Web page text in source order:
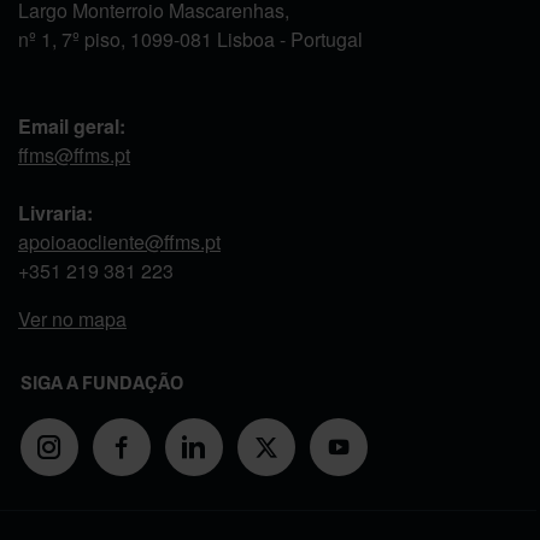
Largo Monterroio Mascarenhas,
nº 1, 7º piso, 1099-081 Lisboa - Portugal
Email geral:
ffms@ffms.pt
Livraria:
apoioaocliente@ffms.pt
+351 219 381 223
Ver no mapa
SIGA A FUNDAÇÃO